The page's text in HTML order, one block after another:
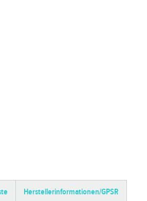
Herstellerinformationen/GPSR